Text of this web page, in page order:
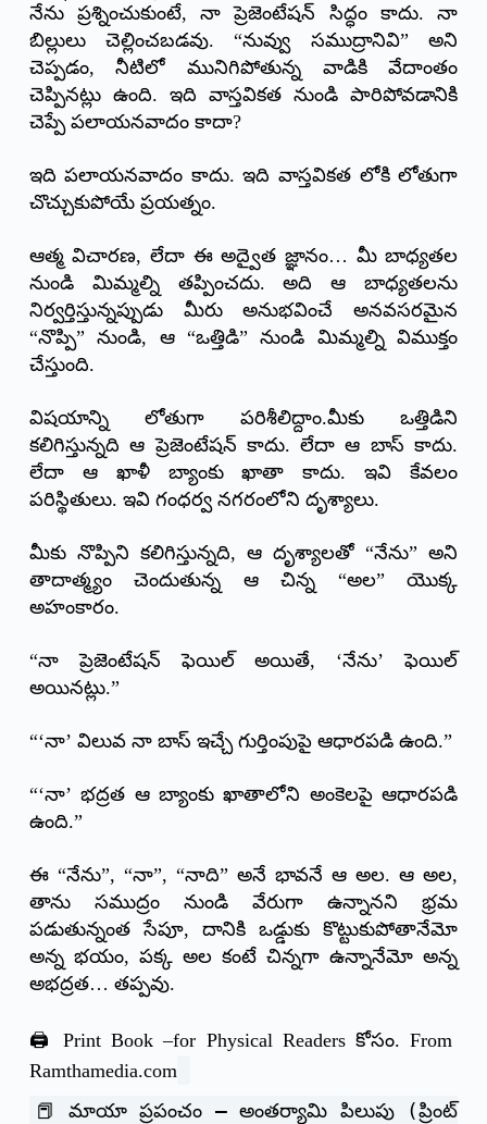
నేను ప్రశ్నించుకుంటే, నా ప్రెజెంటేషన్ సిద్ధం కాదు. నా
బిల్లులు చెల్లించబడవు. “నువ్వు సముద్రానివి” అని
చెప్పడం, నీటిలో మునిగిపోతున్న వాడికి వేదాంతం
చెప్పినట్లు ఉంది. ఇది వాస్తవికత నుండి పారిపోవడానికి
చెప్పే పలాయనవాదం కాదా?
ఇది పలాయనవాదం కాదు. ఇది వాస్తవికత లోకి లోతుగా
చొచ్చుకుపోయే ప్రయత్నం.
ఆత్మ విచారణ, లేదా ఈ అద్వైత జ్ఞానం… మీ బాధ్యతల
నుండి మిమ్మల్ని తప్పించదు. అది ఆ బాధ్యతలను
నిర్వర్తిస్తున్నప్పుడు మీరు అనుభవించే అనవసరమైన
“నొప్పి” నుండి, ఆ “ఒత్తిడి” నుండి మిమ్మల్ని విముక్తం
చేస్తుంది.
విషయాన్ని లోతుగా పరిశీలిద్దాం.మీకు ఒత్తిడిని
కలిగిస్తున్నది ఆ ప్రెజెంటేషన్ కాదు. లేదా ఆ బాస్ కాదు.
లేదా ఆ ఖాళీ బ్యాంకు ఖాతా కాదు. ఇవి కేవలం
పరిస్థితులు. ఇవి గంధర్వ నగరంలోని దృశ్యాలు.
మీకు నొప్పిని కలిగిస్తున్నది, ఆ దృశ్యాలతో “నేను” అని
తాదాత్మ్యం చెందుతున్న ఆ చిన్న “అల” యొక్క
అహంకారం.
“నా ప్రెజెంటేషన్ ఫెయిల్ అయితే, ‘నేను’ ఫెయిల్
అయినట్లు.”
“‘నా’ విలువ నా బాస్ ఇచ్చే గుర్తింపుపై ఆధారపడి ఉంది.”
“‘నా’ భద్రత ఆ బ్యాంకు ఖాతాలోని అంకెలపై ఆధారపడి
ఉంది.”
ఈ “నేను”, “నా”, “నాది” అనే భావనే ఆ అల. ఆ అల,
తాను సముద్రం నుండి వేరుగా ఉన్నానని భ్రమ
పడుతున్నంత సేపూ, దానికి ఒడ్డుకు కొట్టుకుపోతానేమో
అన్న భయం, పక్క అల కంటే చిన్నగా ఉన్నానేమో అన్న
అభద్రత… తప్పవు.
🖨️ Print Book –for Physical Readers కోసం.From
Ramthamedia.com
📕 మాయా ప్రపంచం – అంతర్యామి పిలుపు (ప్రింట్